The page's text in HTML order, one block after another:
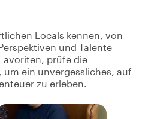
Locals kennen, von
und Talente
prüfe die
ein unvergessliches, auf
zu erleben.